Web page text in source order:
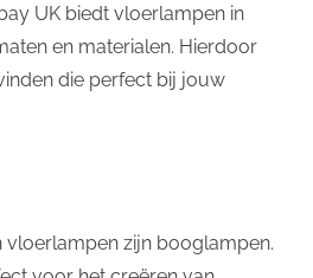
UK biedt vloerlampen in
en materialen. Hierdoor
die perfect bij jouw
vloerlampen zijn booglampen.